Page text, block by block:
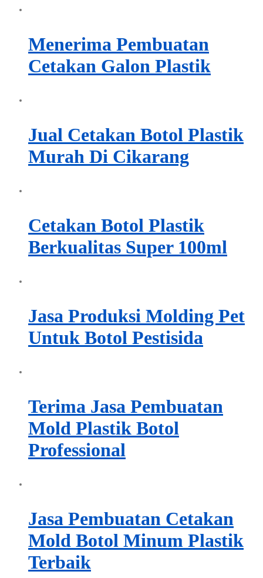
Menerima Pembuatan
Cetakan Galon Plastik
Jual Cetakan Botol Plastik
Murah Di Cikarang
Cetakan Botol Plastik
Berkualitas Super 100ml
Jasa Produksi Molding Pet
Untuk Botol Pestisida
Terima Jasa Pembuatan
Mold Plastik Botol
Professional
Jasa Pembuatan Cetakan
Mold Botol Minum Plastik
Terbaik